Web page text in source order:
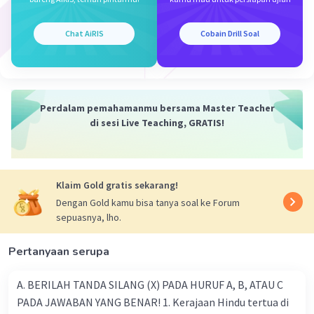
2. Multikulturalisme Akomodatif:
- Pengertian: Pendekatan ini melibatkan upaya untuk
mengakomodasi dan mengintegrasikan kelompok-
yang lebih besar tanpa memaksakan asimilasi penuh.
Masyarakat mayoritas memberikan ruang bagi
kelompok minoritas untuk mempertahankan identitas
budaya mereka sambil tetap berpartisipasi dalam
- Contoh: Kebijakan bilingual di Kanada yang mendukung
kehidupan publik adalah contoh dari multikulturalisme
akomodatif. Ini memungkinkan komunitas berbahasa
Prancis di Quebec untuk mempertahankan identitas
budaya mereka sambil tetap menjadi bagian dari negara
Kanada.
3. Multikulturalisme Otonomi:
- Pengertian: Pendekatan ini memungkinkan kelompok-
kelompok budaya atau etnis untuk memiliki otonomi
Chat AiRIS Cobain Drill Soal
Perdalam pemahamanmu bersama Master Teacher
di sesi Live Teaching, GRATIS!
Klaim Gold gratis sekarang!
Dengan Gold kamu bisa tanya soal ke Forum
sepuasnya, lho.
Pertanyaan serupa
A. BERILAH TANDA SILANG (X) PADA HURUF A, B, ATAU C
PADA JAWABAN YANG BENAR! 1. Kerajaan Hindu tertua di